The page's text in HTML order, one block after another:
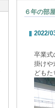
６年の部
2022/
卒業式
掛けや
どもた